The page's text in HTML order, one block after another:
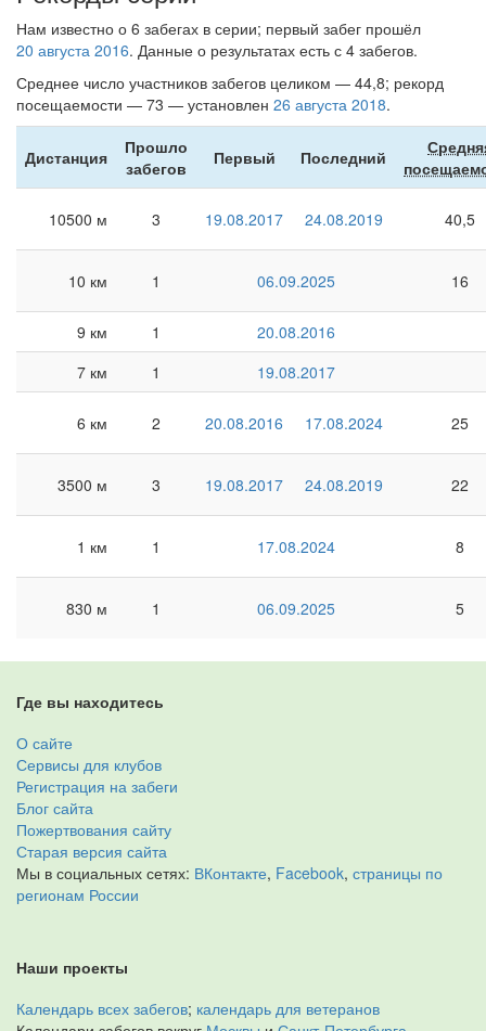
Нам известно о 6 забегах в серии; первый забег прошёл
20 августа 2016. Данные о результатах есть с 4 забегов.
Среднее число участников забегов целиком — 44,8; рекорд
посещаемости — 73 — установлен 26 августа 2018.
Дистанция
Прошло
забегов
Первый Последний
10500 м 3 19.08.2017 24.08.2019 40,5
10 км 1 06.09.2025 16
9 км 1
20.08.2016
7 км
1 19.08.2017
6 км 2 20.08.2016 17.08.2024 25
3500 м 3 19.08.2017 24.08.2019 22
1 км 1 17.08.2024 8
830 м 1 06.09.2025 5
Где вы находитесь
О сайте
Сервисы для клубов
Регистрация на забеги
Блог сайта
Пожертвования сайту
Старая версия сайта
Мы в социальных сетях: ВКонтакте, Facebook, страницы по
регионам России
Наши проекты
Календарь всех забегов; календарь для ветеранов